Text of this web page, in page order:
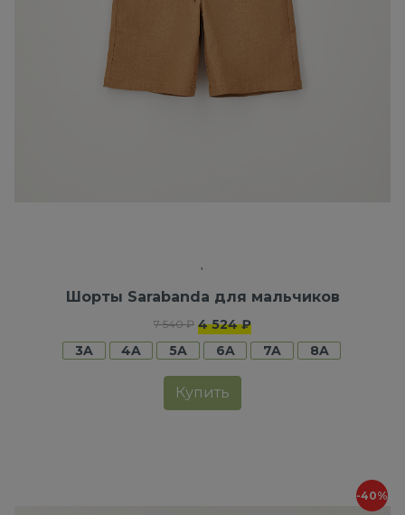
Шорты Sarabanda для мальчиков
7 540 ₽ 4 524 ₽
3A
4A 5A 6A 7A 8A
Купить
-40%